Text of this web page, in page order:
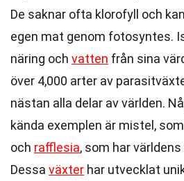
De saknar ofta klorofyll och
egen mat genom fotosyntes.
näring och vatten från sina
över 4,000 arter av
nästan alla delar av världen.
kända exemplen är mistel,
och rafflesia, som har
Dessa växter har utvecklat